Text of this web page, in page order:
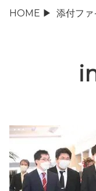
HOME ▶ 添付ファ